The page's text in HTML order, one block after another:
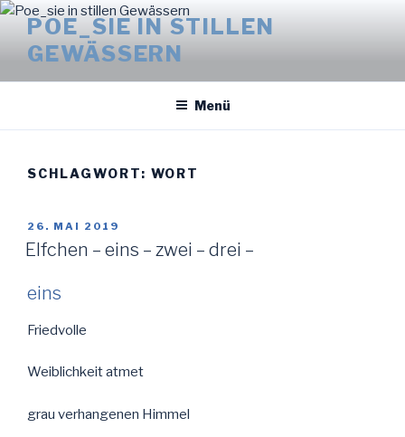
Zum
Inhalt
springen
POE_SIE IN STILLEN
GEWÄSSERN
Menü
SCHLAGWORT: WORT
VERÖFFENTLICHT
AM
26. MAI 2019
Elfchen – eins – zwei – drei –
eins
Friedvolle
Weiblichkeit atmet
grau verhangenen Himmel